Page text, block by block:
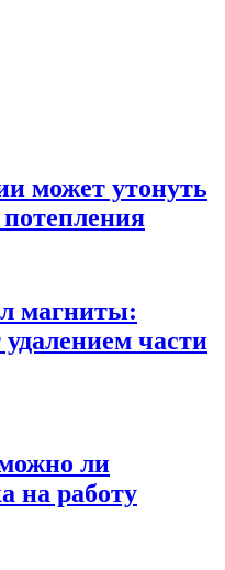
может утонуть
потепления
магниты:
удалением части
ли
на работу